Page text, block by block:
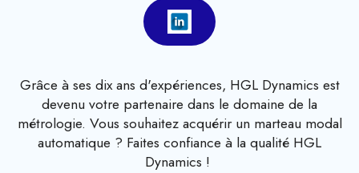
Grâce à ses dix ans d'expériences, HGL Dynamics est
devenu votre partenaire dans le domaine de la
métrologie. Vous souhaitez acquérir un marteau modal
automatique ? Faites confiance à la qualité HGL
Dynamics !